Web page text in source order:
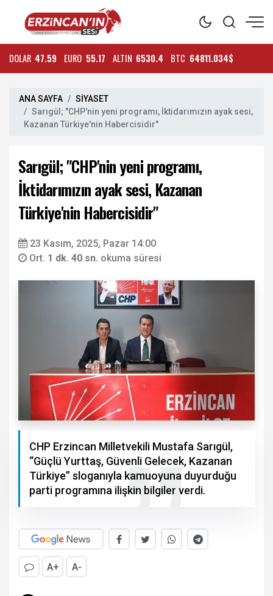
DOLAR 47.59 EURO 55.17 ALTIN 6530.4 BTC 64811.034$
ANA SAYFA
SİYASET
Sarıgül; "CHP'nin yeni programı, İktidarımızın ayak sesi,
Kazanan Türkiye'nin Habercisidir"
Sarıgül; "CHP'nin yeni programı,
İktidarımızın ayak sesi, Kazanan
Türkiye'nin Habercisidir"
23 Kasım, 2025, Pazar 14:00
Ort. 1 dk. 40 sn. okuma süresi
CHP Erzincan Milletvekili Mustafa Sarıgül,
“Güçlü Yurttaş, Güvenli Gelecek, Kazanan
Türkiye” sloganıyla kamuoyuna duyurduğu
parti programına ilişkin bilgiler verdi.
A+ A-